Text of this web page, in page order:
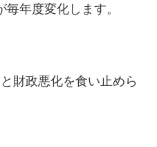
年度変化します。
財政悪化を食い止めら